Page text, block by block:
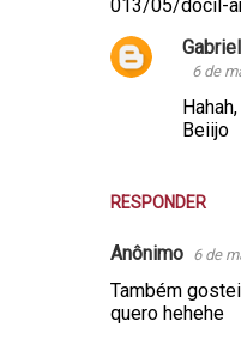
013/05/docil-
RESPONDER
6 de
Beiijo
Anônimo 6 de
Também
quero hehehe